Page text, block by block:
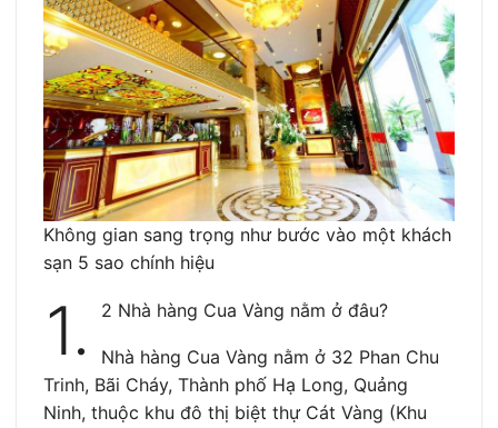
Không gian sang trọng như bước vào một khách
sạn 5 sao chính hiệu
1. 2 Nhà hàng Cua Vàng nằm ở đâu?
Nhà hàng Cua Vàng nằm ở 32 Phan Chu
Trinh, Bãi Cháy, Thành phố Hạ Long, Quảng
Ninh, thuộc khu đô thị biệt thự Cát Vàng (Khu